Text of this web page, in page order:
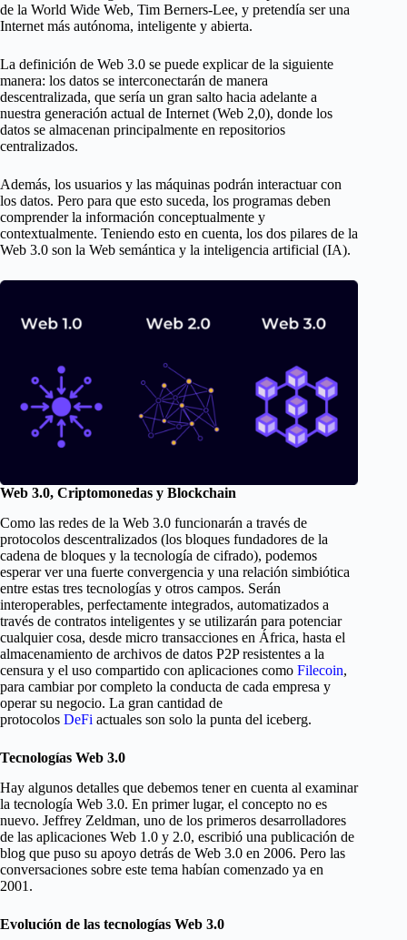
de la World Wide Web, Tim Berners-Lee, y pretendía ser una
Internet más autónoma, inteligente y abierta.
La definición de Web 3.0 se puede explicar de la siguiente
manera: los datos se interconectarán de manera
descentralizada, que sería un gran salto hacia adelante a
nuestra generación actual de Internet (Web 2,0), donde los
datos se almacenan principalmente en repositorios
centralizados.
Además, los usuarios y las máquinas podrán interactuar con
los datos. Pero para que esto suceda, los programas deben
comprender la información conceptualmente y
contextualmente. Teniendo esto en cuenta, los dos pilares de la
Web 3.0 son la Web semántica y la inteligencia artificial (IA).
Web 3.0, Criptomonedas y Blockchain
Como las redes de la Web 3.0 funcionarán a través de
protocolos descentralizados (los bloques fundadores de la
cadena de bloques y la tecnología de cifrado), podemos
esperar ver una fuerte convergencia y una relación simbiótica
entre estas tres tecnologías y otros campos. Serán
interoperables, perfectamente integrados, automatizados a
través de contratos inteligentes y se utilizarán para potenciar
cualquier cosa, desde micro transacciones en África, hasta el
almacenamiento de archivos de datos P2P resistentes a la
censura y el uso compartido con aplicaciones como Filecoin,
para cambiar por completo la conducta de cada empresa y
operar su negocio. La gran cantidad de
protocolos DeFi actuales son solo la punta del iceberg.
Tecnologías Web 3.0
Hay algunos detalles que debemos tener en cuenta al examinar
la tecnología Web 3.0. En primer lugar, el concepto no es
nuevo. Jeffrey Zeldman, uno de los primeros desarrolladores
de las aplicaciones Web 1.0 y 2.0, escribió una publicación de
blog que puso su apoyo detrás de Web 3.0 en 2006. Pero las
conversaciones sobre este tema habían comenzado ya en
2001.
Evolución de las tecnologías Web 3.0